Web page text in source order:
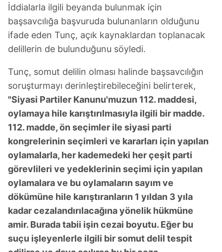
İddialarla ilgili beyanda bulunmak için
başsavcılığa başvuruda bulunanların olduğunu
ifade eden Tunç, açık kaynaklardan toplanacak
delillerin de bulunduğunu söyledi.
Tunç, somut delilin olması halinde başsavcılığın
soruşturmayı derinleştirebileceğini belirterek,
"Siyasi Partiler Kanunu'muzun 112. maddesi,
oylamaya hile karıştırılmasıyla ilgili bir madde.
112. madde, ön seçimler ile siyasi parti
kongrelerinin seçimleri ve kararları için yapılan
oylamalarla, her kademedeki her çeşit parti
görevlileri ve yedeklerinin seçimi için yapılan
oylamalara ve bu oylamaların sayım ve
dökümüne hile karıştıranların 1 yıldan 3 yıla
kadar cezalandırılacağına yönelik hükmüne
amir. Burada tabii işin cezai boyutu. Eğer bu
suçu işleyenlerle ilgili bir somut delil tespit